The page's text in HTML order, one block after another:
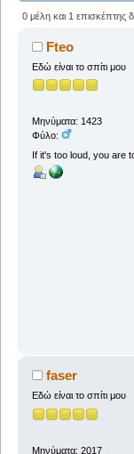
0 μέλη και 1 επισκέπτης
Fteo
Εδώ είναι το σπίτι μου
Μηνύματα: 1423
Φύλο:
If it's too loud, you are
faser
Εδώ είναι το σπίτι μου
Μηνύματα: 2017